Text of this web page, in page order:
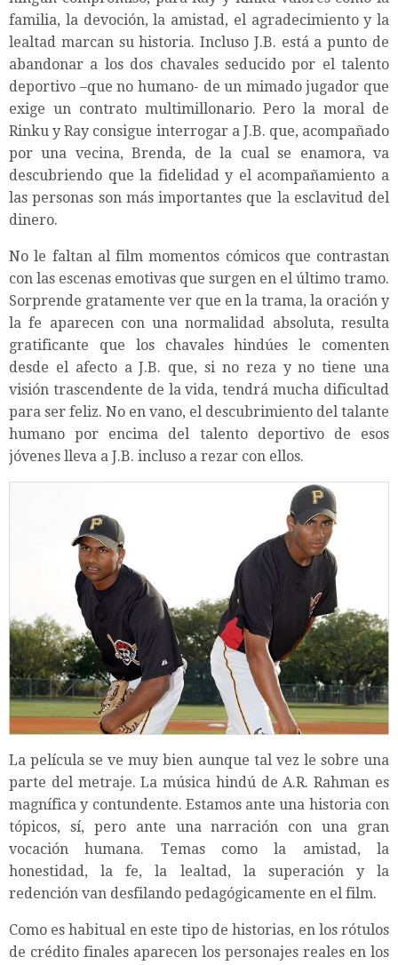
familia, la devoción, la amistad, el agradecimiento y la
lealtad marcan su historia. Incluso J.B. está a punto de
abandonar a los dos chavales seducido por el talento
deportivo –que no humano- de un mimado jugador que
exige un contrato multimillonario. Pero la moral de
Rinku y Ray consigue interrogar a J.B. que, acompañado
por una vecina, Brenda, de la cual se enamora, va
descubriendo que la fidelidad y el acompañamiento a
las personas son más importantes que la esclavitud del
dinero.
No le faltan al film momentos cómicos que contrastan
con las escenas emotivas que surgen en el último tramo.
Sorprende gratamente ver que en la trama, la oración y
la fe aparecen con una normalidad absoluta, resulta
gratificante que los chavales hindúes le comenten
desde el afecto a J.B. que, si no reza y no tiene una
visión trascendente de la vida, tendrá mucha dificultad
para ser feliz. No en vano, el descubrimiento del talante
humano por encima del talento deportivo de esos
jóvenes lleva a J.B. incluso a rezar con ellos.
La película se ve muy bien aunque tal vez le sobre una
parte del metraje. La música hindú de A.R. Rahman es
magnífica y contundente. Estamos ante una historia con
tópicos, sí, pero ante una narración con una gran
vocación humana. Temas como la amistad, la
honestidad, la fe, la lealtad, la superación y la
redención van desfilando pedagógicamente en el film.
Como es habitual en este tipo de historias, en los rótulos
de crédito finales aparecen los personajes reales en los